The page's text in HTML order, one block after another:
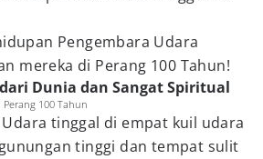
Pengembara Udara
mereka di Perang 100 Tahun!
Dunia dan Sangat Spiritual
100 Tahun
tinggal di empat kuil udara
tinggi dan tempat sulit